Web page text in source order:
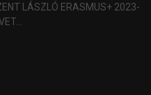
LÁSZLÓ ERASMUS+ 2023-